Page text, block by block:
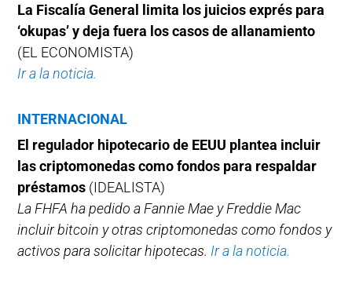
La Fiscalía General limita los juicios exprés para
‘okupas’ y deja fuera los casos de allanamiento
(EL ECONOMISTA)
Ir a la noticia.
INTERNACIONAL
El regulador hipotecario de EEUU plantea incluir
las criptomonedas como fondos para respaldar
préstamos (IDEALISTA)
La FHFA ha pedido a Fannie Mae y Freddie Mac
incluir bitcoin y otras criptomonedas como fondos y
activos para solicitar hipotecas. Ir a la noticia.